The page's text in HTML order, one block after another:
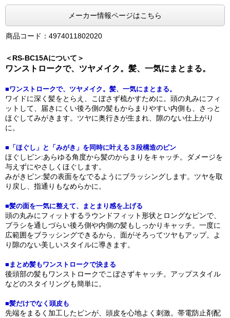
メーカー情報ページはこちら
商品コード：4974011802020
＜RS-BC15Aについて＞
ワンストロークで、ツヤメイク。髪、一気にまとまる。
■ワンストロークで、ツヤメイク。髪、一気にまとまる。
ワイドに深く髪をとらえ、こぼさず梳かすために。頭の丸みにフィ
ットして、届きにくい後ろ側の髪もからまりやすい内側も、さっと
ほぐしてみがきます。ツヤに奥行きが生まれ、隙のない仕上がり
に。
■「ほぐし」と「みがき」を同時に叶える３段構造のピン
ほぐしピン:あらゆる角度から髪のからまりをキャッチ。ダメージを
与えずにやさしくほぐします。
みがきピン:髪の表面をなでるようにブラッシングします。ツヤを取
り戻し、指通りもなめらかに。
■髪の面を一気に整えて、まとまり感を上げる
頭の丸みにフィットするラウンドフィット形状とロングなピンで、
ブラシを通しづらい後ろ側や内側の髪もしっかりキャッチ。一度に
広範囲をブラッシングできるから、面がそろってツヤもアップ。よ
り隙のない美しいスタイルに導きます。
■まとめ髪もワンストロークで決まる
後頭部の髪もワンストロークでこぼさずキャッチ。アップスタイル
などのスタイリングも簡単に。
■髪だけでなく頭皮も
先端をまるく加工したピンが、頭皮を心地よく刺激。帯電防止剤配